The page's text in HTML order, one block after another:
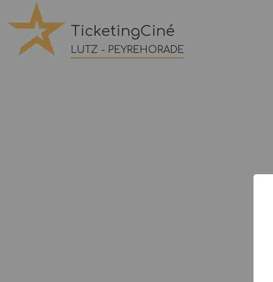
TicketingCiné
LUTZ - PEYREHORADE